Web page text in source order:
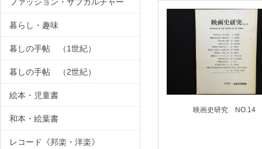
映画史研究 NO.14
暮らし・趣味
暮しの手帖 （1世紀）
暮しの手帖 （2世紀）
絵本・児童書
和本・絵葉書
レコード《邦楽・洋楽》